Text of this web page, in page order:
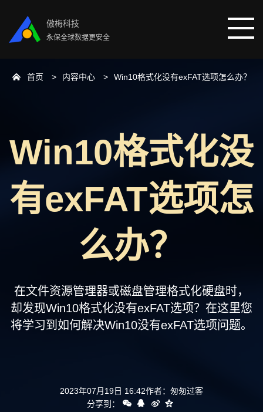
傲梅科技
永保全球数据更安全
首页
数据恢复
数据备份
首页 内容中心 Win10格式化没有exFAT选项怎么办？
Win10格式化没
有exFAT选项怎
么办？
在文件资源管理器或磁盘管理格式化硬盘时，
却发现Win10格式化没有exFAT选项？在这里您
将学习到如何解决Win10没有exFAT选项问题。
2023年07月19日 16:42作者： 匆匆过客
分享到：